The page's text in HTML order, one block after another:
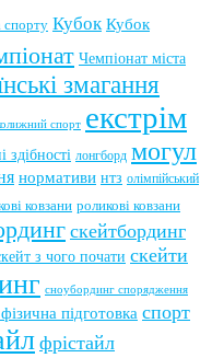
спорту Кубок Кубок
Чемпіонат міста
змагання
спорт екстрім
здібності лонгборд могул
нормативи нтз олімпійський
ковзани роликові ковзани
скейтбординг
з чого почати скейти
сноубординг спорядження
підготовка спорт
фрістайл